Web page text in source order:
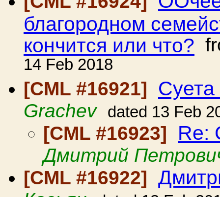
благородном
кончится или что?
14 Feb 2018
[CML #16921]
Суета
Grachev dated 13 Feb
[CML #16923] Re:
Дмитрий
[CML #16922]